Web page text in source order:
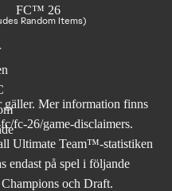
Random Items)
gäller. Merinformation finns
fc/fc-26/game-disclaimers.
Ultimate Team™-statistiken
endast på spel i följande
och Draft.